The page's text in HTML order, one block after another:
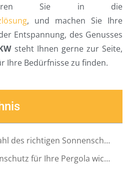
Sie in die
, und machen Sie Ihre
Entspannung, des Genusses
steht Ihnen gerne zur Seite,
Ihre Bedürfnisse zu finden.
Einleitung: Die Wahl des richtigen Sonnenschutzes für Ihre Pergola
Warum ist Sonnenschutz für Ihre Pergola wichtig?